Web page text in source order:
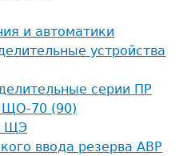
и автоматики
устройства
cерии ПР
ЩО-70 (90)
ЩЭ
ввода резерва АВР